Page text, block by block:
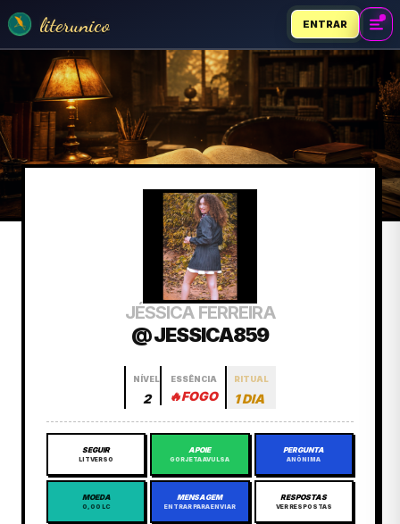
literunico ENTRAR
JÉSSICA FERREIRA
@ JESSICA859
NÍVEL
2
ESSÊNCIA
🔥FOGO
RITUAL
1 DIA
SEGUIR
LITVERSO
APOIE
GORJETA AVULSA
PERGUNTA
ANÔNIMA
MOEDA
0,00 LC
MENSAGEM
ENTRAR PARA ENVIAR
RESPOSTAS
VER RESPOSTAS